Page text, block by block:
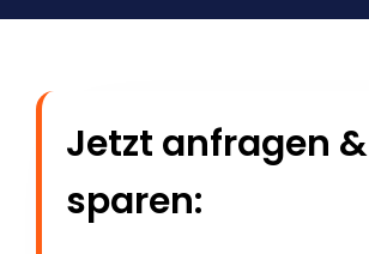
Jetzt anfragen &
sparen: